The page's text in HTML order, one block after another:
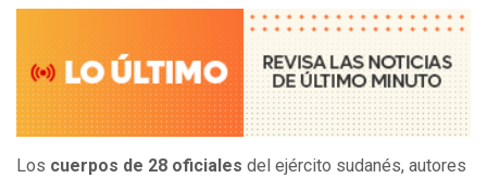
Los cuerpos de 28 oficiales del ejército sudanés, autores